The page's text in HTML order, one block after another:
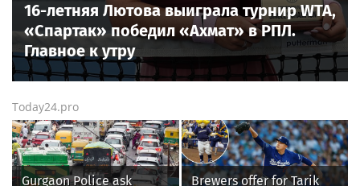
16-летняя Лютова выиграла турнир WTA,
«Спартак» победил «Ахмат» в РПЛ.
Главное к утру
Today24.pro
Gurgaon Police ask
Brewers offer for Tarik